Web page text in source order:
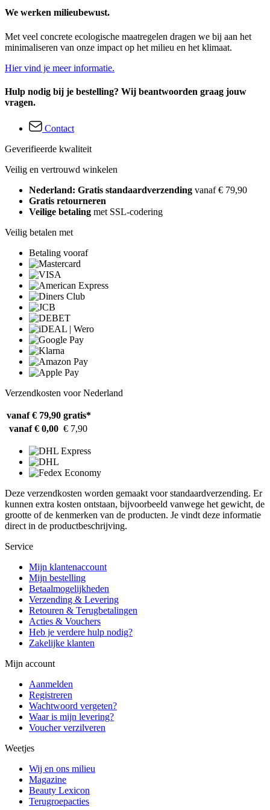
We werken milieubewust.
Met veel concrete ecologische maatregelen dragen we bij aan het
minimaliseren van onze impact op het milieu en het klimaat.
Hier vind je meer informatie.
Hulp nodig bij je bestelling? Wij beantwoorden graag jouw
vragen.
Contact
Geverifieerde kwaliteit
Veilig en vertrouwd winkelen
Nederland: Gratis standaardverzending vanaf € 79,90
Gratis retourneren
Veilige betaling met SSL-codering
Veilig betalen met
Betaling vooraf
Verzendkosten voor Nederland
vanaf € 79,90 gratis*
vanaf € 0,00 € 7,90
Deze verzendkosten worden gemaakt voor standaardverzending. Er
kunnen extra kosten ontstaan, bijvoorbeeld vanwege het gewicht, de
grootte of de kenmerken van de producten. Je vindt deze informatie
direct in de productbeschrijving.
Service
Mijn klantenaccount
Mijn bestelling
Betaalmogelijkheden
Verzending & Levering
Retouren & Terugbetalingen
Acties & Vouchers
Heb je verdere hulp nodig?
Zakelijke klanten
Mijn account
Aanmelden
Registreren
Wachtwoord vergeten?
Waar is mijn levering?
Voucher verzilveren
Weetjes
Wij en ons milieu
Magazine
Beauty Lexicon
Terugroepacties